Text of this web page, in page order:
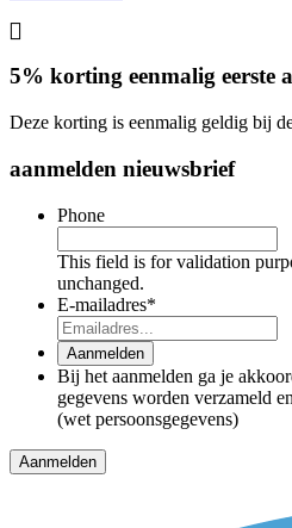
5% korting eenmalig eerste
Deze korting is eenmalig geldig bij
aanmelden nieuwsbrief
Phone
This field is for validation
unchanged.
E-mailadres*
Aanmelden
Bij het aanmelden ga je
gegevens worden verzameld
(wet persoonsgegevens)